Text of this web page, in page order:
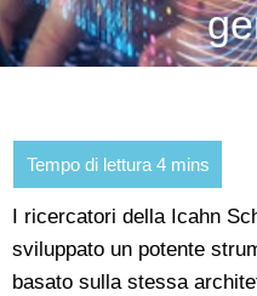
I ricercatori della Icahn
sviluppato un potente
basato sulla stessa